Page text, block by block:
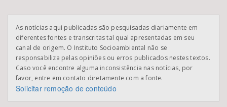
As notícias aqui publicadas são pesquisadas diariamente em
diferentes fontes e transcritas tal qual apresentadas em seu
canal de origem. O Instituto Socioambiental não se
responsabiliza pelas opiniões ou erros publicados nestes textos.
Caso você encontre alguma inconsistência nas notícias, por
favor, entre em contato diretamente com a fonte.
Solicitar remoção de conteúdo